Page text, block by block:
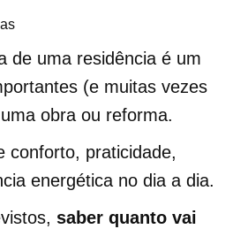
de uma residência é um
(e muitas vezes
obra ou reforma.
conforto, praticidade,
energética no dia a dia.
saber quanto vai